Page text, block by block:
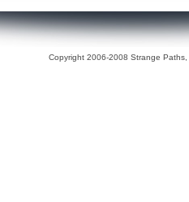
Copyright 2006-2008 Strange Paths,